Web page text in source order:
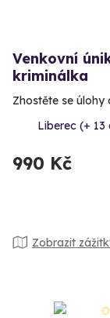
Venkovní
kriminálka
Zhostěte se
Liberec (+
990 Kč
Zobrazit